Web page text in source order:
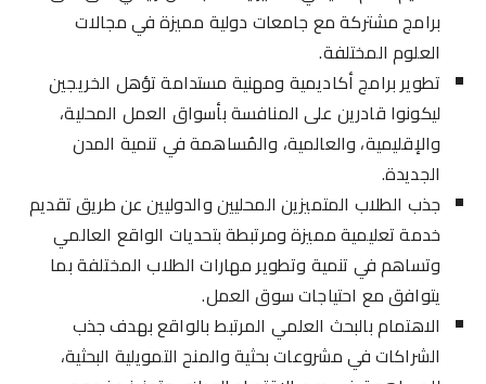
برامج مشتركة مع جامعات دولية مميزة في مجالات
العلوم المختلفة.
تطوير برامج أكاديمية ومهنية مستدامة تؤهل الخريجين
ليكونوا قادرين على المنافسة بأسواق العمل المحلية،
والإقليمية، والعالمية، والمُساهمة في تنمية المدن
الجديدة.
جذب الطلاب المتميزين المحليين والدوليين عن طريق تقديم
خدمة تعليمية مميزة ومرتبطة بتحديات الواقع العالمي
وتساهم في تنمية وتطوير مهارات الطلاب المختلفة بما
يتوافق مع احتياجات سوق العمل.
الاهتمام بالبحث العلمي المرتبط بالواقع بهدف جذب
الشراكات في مشروعات بحثية والمنح التمويلية البحثية،